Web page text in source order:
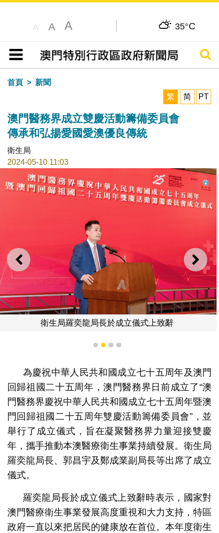
A A A 35°C
目錄
搜尋
首頁
新聞
繁
简 PT
澳門醫務界成立雙慶活動籌備委員會
傳承和弘揚愛國愛澳優良傳統
衛生局
2024-05-10 11:03
上一則 下一
衛生局羅奕龍局長於成立儀式上致辭
1 2 3 4
為慶祝中華人民共和國成立七十五周年及澳門
回歸祖國二十五周年，澳門醫務界日前成立了“澳
門醫務界慶祝中華人民共和國成立七十五周年暨澳
門回歸祖國二十五周年雙慶活動籌備委員會”，並
舉行了成立儀式，旨在凝聚醫務界力量迎接雙慶
年，攜手推動本澳醫療衛生事業持續發展。衛生局
羅奕龍局長、郭昌宇及鄭成業副局長等出席了成立
儀式。
羅奕龍局長於成立儀式上致辭時表示，國家對
澳門醫療衛生事業發展高度重視和大力支持，特區
政府一直以來把居民的健康放在首位。本年度衛生